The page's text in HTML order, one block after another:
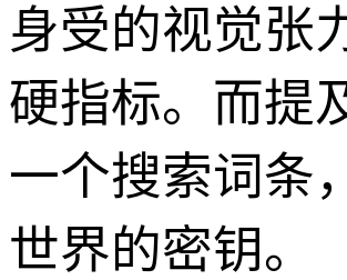
身受的视觉张
硬指标。而提
一个搜索词条
世界的密钥。